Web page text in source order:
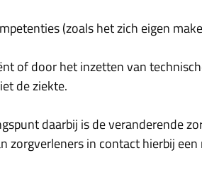
(zoals het zich eigen
of door het inzetten van
de ziekte.
daarbij is de veranderende
in contact hierbij een